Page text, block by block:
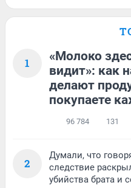
1
«Молоко
видит»: как
делают
покупаете
96 784 131
2
Думали, что
следствие
убийства брата и